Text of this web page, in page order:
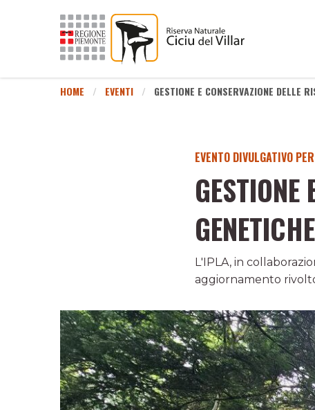
HOME EVENTI GESTIONE E CONSERVAZIONE DELLE
EVENTO DIVULGATIVO
GESTIONE
L'IPLA, in
aggiornamento